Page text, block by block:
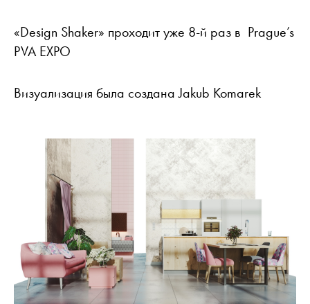
«Design Shaker» проходит уже 8-й раз в Prague’s
PVA EXPO
Визуализация была создана Jakub Komarek